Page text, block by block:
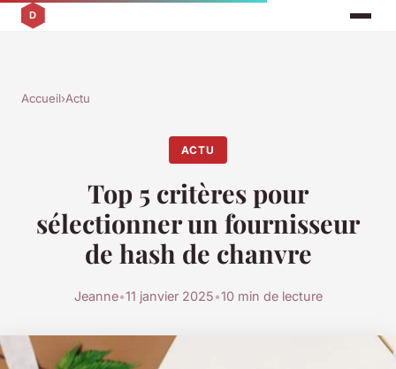
Accueil›Actu
ACTU
Top 5 critères pour
sélectionner un fournisseur
de hash de chanvre
Jeanne•11 janvier 2025•10 min de lecture